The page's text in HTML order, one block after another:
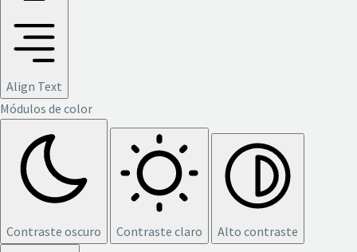
Align Text
Módulos de color
Contraste oscuro Contraste claro Alto contraste